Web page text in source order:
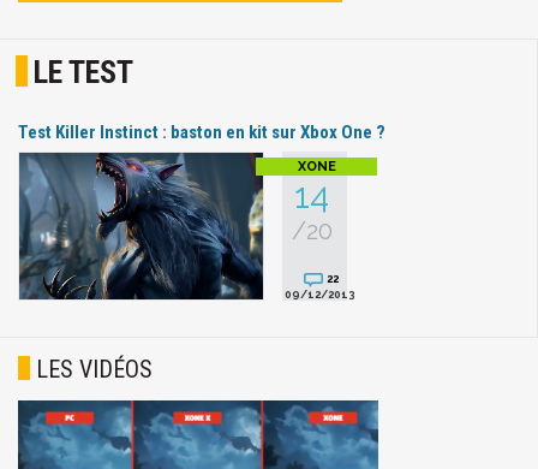
LE TEST
Test Killer Instinct : baston en kit sur Xbox One ?
14
/20
22
09/12/2013
LES VIDÉOS